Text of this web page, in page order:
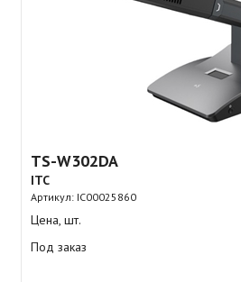
TS-W302DA
ITC
Артикул: IC00025860
Цена, шт.
Под заказ